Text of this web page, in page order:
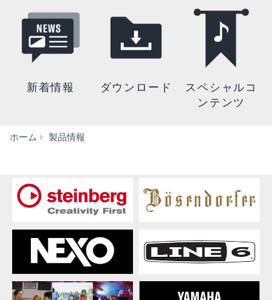
新着情報 ダウンロード
スペシャルコ
ンテンツ
ホーム 製品情報
ル
コ
ン
ン
ツ